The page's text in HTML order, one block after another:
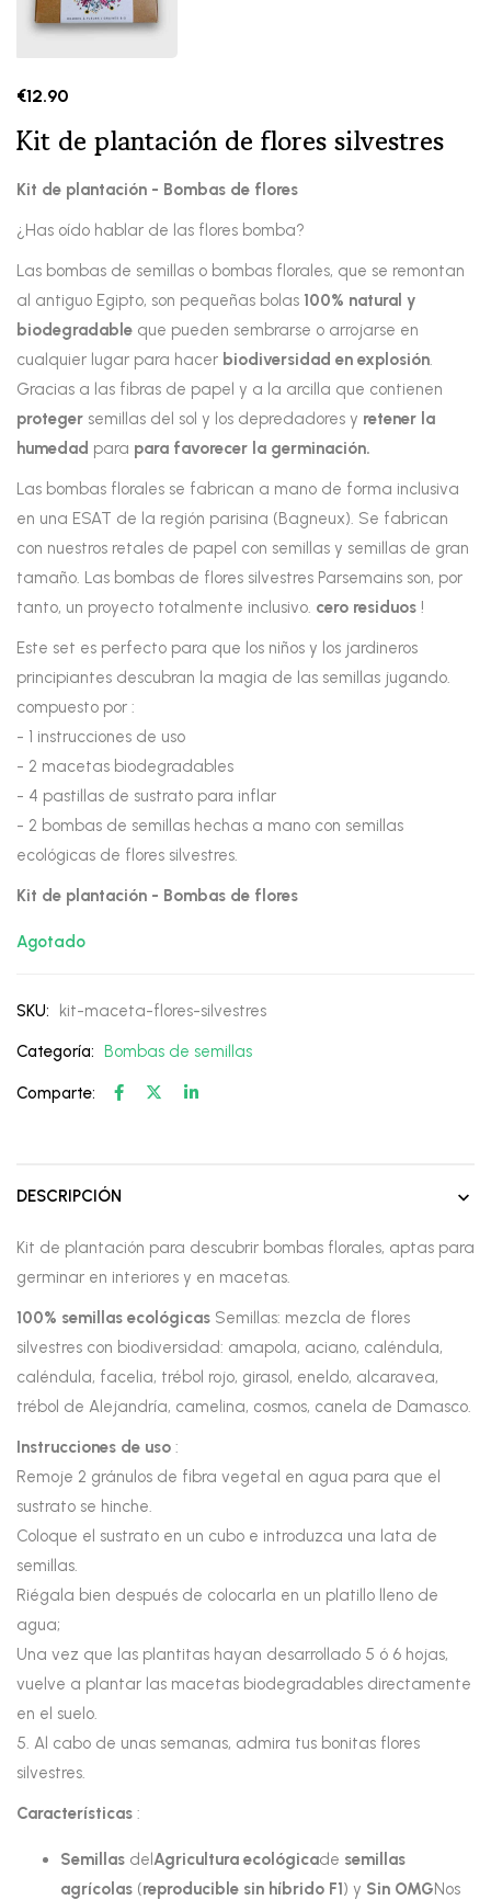
€12.90
Kit de plantación de flores silvestres
Kit de plantación - Bombas de flores
¿Has oído hablar de las flores bomba?
Las bombas de semillas o bombas florales, que se remontan
al antiguo Egipto, son pequeñas bolas 100% natural y
biodegradable que pueden sembrarse o arrojarse en
cualquier lugar para hacer biodiversidad en explosión.
Gracias a las fibras de papel y a la arcilla que contienen
proteger semillas del sol y los depredadores y retener la
humedad para para favorecer la germinación.
Las bombas florales se fabrican a mano de forma inclusiva
en una ESAT de la región parisina (Bagneux). Se fabrican
con nuestros retales de papel con semillas y semillas de gran
tamaño. Las bombas de flores silvestres Parsemains son, por
tanto, un proyecto totalmente inclusivo. cero residuos !
Este set es perfecto para que los niños y los jardineros
principiantes descubran la magia de las semillas jugando.
compuesto por :
- 1 instrucciones de uso
- 2 macetas biodegradables
- 4 pastillas de sustrato para inflar
- 2 bombas de semillas hechas a mano con semillas
ecológicas de flores silvestres.
Kit de plantación - Bombas de flores
Agotado
SKU: kit-maceta-flores-silvestres
Categoría: Bombas de semillas
Comparte:
DESCRIPCIÓN
Kit de plantación para descubrir bombas florales, aptas para
germinar en interiores y en macetas.
100% semillas ecológicas Semillas: mezcla de flores
silvestres con biodiversidad: amapola, aciano, caléndula,
caléndula, facelia, trébol rojo, girasol, eneldo, alcaravea,
trébol de Alejandría, camelina, cosmos, canela de Damasco.
Instrucciones de uso :
Remoje 2 gránulos de fibra vegetal en agua para que el
sustrato se hinche.
Coloque el sustrato en un cubo e introduzca una lata de
semillas.
Riégala bien después de colocarla en un platillo lleno de
agua;
Una vez que las plantitas hayan desarrollado 5 ó 6 hojas,
vuelve a plantar las macetas biodegradables directamente
en el suelo.
5. Al cabo de unas semanas, admira tus bonitas flores
silvestres.
Características :
Semillas delAgricultura ecológicade semillas
agrícolas (reproducible sin híbrido F1) y Sin OMGNos